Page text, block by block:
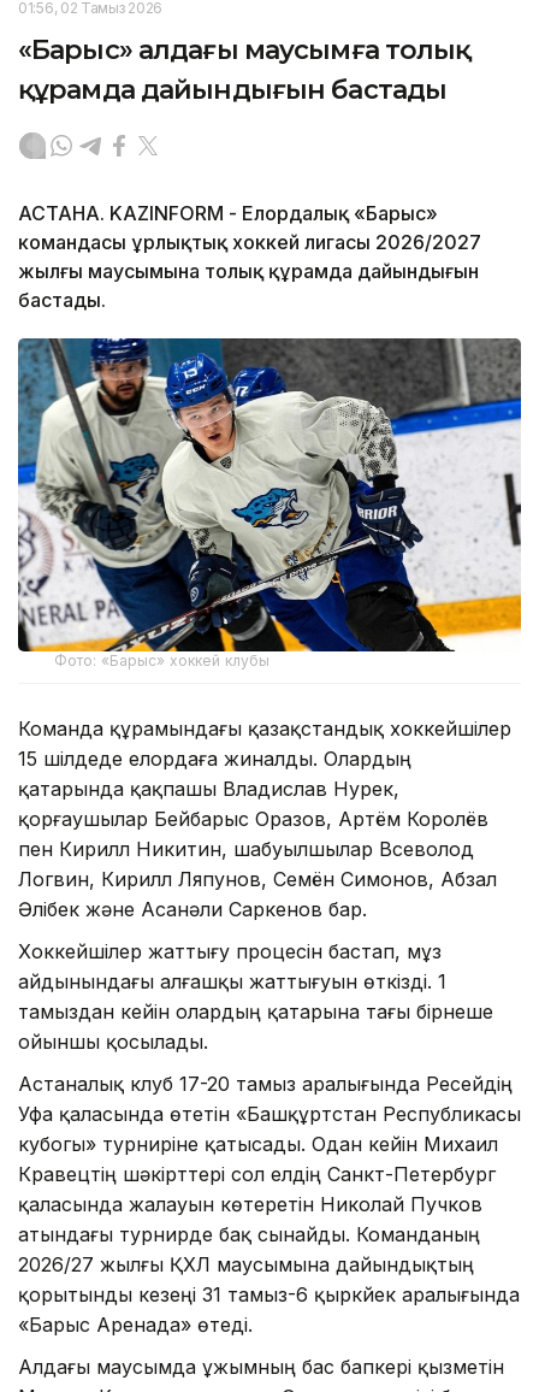
01:56, 02 Тамыз 2026
«Барыс» алдағы маусымға толық
құрамда дайындығын бастады
АСТАНА. KAZINFORM - Елордалық «Барыс»
командасы Құрлықтық хоккей лигасы 2026/2027
жылғы маусымына толық құрамда дайындығын
бастады.
Фото: «Барыс» хоккей клубы
Команда құрамындағы қазақстандық хоккейшілер
15 шілдеде елордаға жиналды. Олардың
қатарында қақпашы Владислав Нурек,
қорғаушылар Бейбарыс Оразов, Артём Королёв
пен Кирилл Никитин, шабуылшылар Всеволод
Логвин, Кирилл Ляпунов, Семён Симонов, Абзал
Әлібек және Асанәли Саркенов бар.
Хоккейшілер жаттығу процесін бастап, мұз
айдынындағы алғашқы жаттығуын өткізді. 1
тамыздан кейін олардың қатарына тағы бірнеше
ойыншы қосылады.
Астаналық клуб 17-20 тамыз аралығында Ресейдің
Уфа қаласында өтетін «Башқұртстан Республикасы
кубогы» турниріне қатысады. Одан кейін Михаил
Кравецтің шәкірттері сол елдің Санкт-Петербург
қаласында жалауын көтеретін Николай Пучков
атындағы турнирде бақ сынайды. Команданың
2026/27 жылғы ҚХЛ маусымына дайындықтың
қорытынды кезеңі 31 тамыз-6 қыркүйек аралығында
«Барыс Аренада» өтеді.
Алдағы маусымда ұжымның бас бапкері қызметін